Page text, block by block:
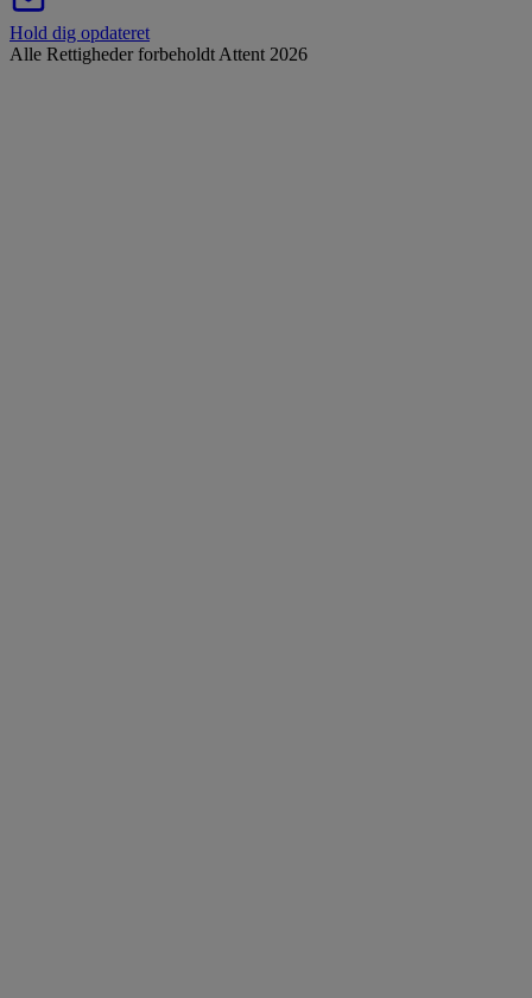
Hold dig opdateret
Alle Rettigheder forbeholdt Attent 2026